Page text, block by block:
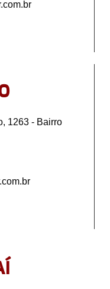
1263 - Bairro